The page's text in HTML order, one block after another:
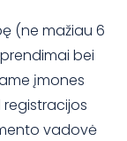
(ne mažiau 6
bei
įmones
registracijos
vadovė